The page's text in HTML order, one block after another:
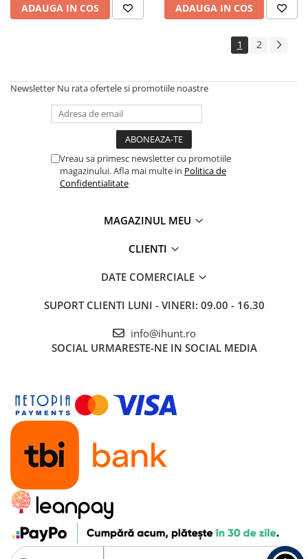
ADAUGA IN COS ADAUGA IN COS
1 2
Newsletter Nu rata ofertele si promotiile noastre
Vreau sa primesc newsletter cu promotiile
magazinului. Afla mai multe in Politica de
Confidentialitate
MAGAZINUL MEU
CLIENTI
DATE COMERCIALE
SUPORT CLIENTI LUNI - VINERI: 09.00 - 16.30
info@ihunt.ro
SOCIAL URMARESTE-NE IN SOCIAL MEDIA